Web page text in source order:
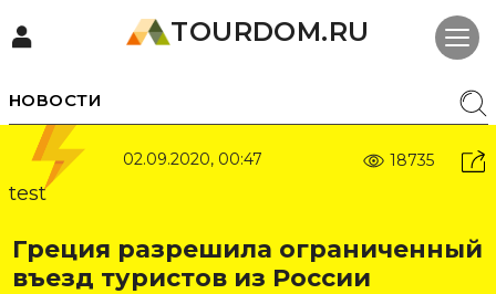
TOURDOM.RU
НОВОСТИ
02.09.2020, 00:47 18735
test
Греция разрешила ограниченный
въезд туристов из России